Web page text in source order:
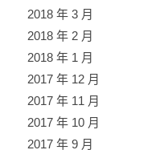
2018 年 3 月
2018 年 2 月
2018 年 1 月
2017 年 12 月
2017 年 11 月
2017 年 10 月
2017 年 9 月